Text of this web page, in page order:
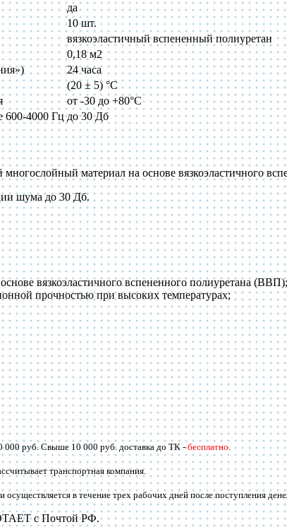
да
10 шт.
вязкоэластичный вспененный полиуретан
0,18 м2
24 часа
(20 ± 5) °C
от -30 до +80°С
600-4000 Гц до 30 Дб
материал на основе вязкоэластичного
шума до 30 Дб.
вязкоэластичного вспененного полиуретана (ВВП);
прочностью при высоких температурах;
000 руб. Свыше 10 000 руб. доставка до ТК -бесплатно.
транспортная компания.
осуществляется в течение трех рабочих дней после поступления
с Почтой РФ.